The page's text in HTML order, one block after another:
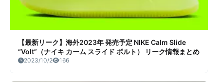
【最新リーク】海外2023年 発売予定 NIKE Calm Slide
“Volt”（ナイキ カーム スライド ボルト） リーク情報まとめ
2023/10/2 166